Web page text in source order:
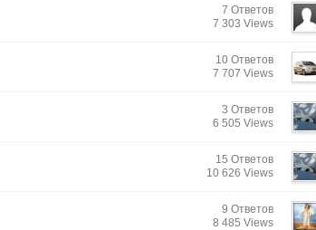
7 Ответов
7 303 Views
10 Ответов
7 707 Views
3 Ответов
6 505 Views
15 Ответов
10 626 Views
9 Ответов
8 485 Views